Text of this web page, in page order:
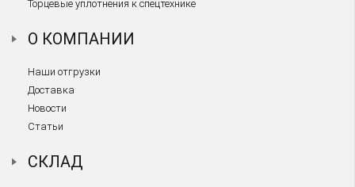
Торцевые уплотнения к спецтехнике
О КОМПАНИИ
Наши отгрузки
Доставка
Новости
Статьи
СКЛАД